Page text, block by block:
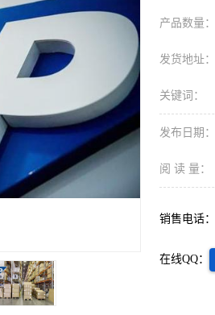
产品数量：
发货地址：
关键词：
发布日期：
阅 读 量：
销售电话：
在线QQ：